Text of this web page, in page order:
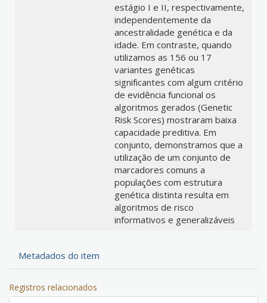
estágio I e II, respectivamente,
independentemente da
ancestralidade genética e da
idade. Em contraste, quando
utilizamos as 156 ou 17
variantes genéticas
significantes com algum critério
de evidência funcional os
algoritmos gerados (Genetic
Risk Scores) mostraram baixa
capacidade preditiva. Em
conjunto, demonstramos que a
utilização de um conjunto de
marcadores comuns a
populações com estrutura
genética distinta resulta em
algoritmos de risco
informativos e generalizáveis
Metadados do item
Registros relacionados